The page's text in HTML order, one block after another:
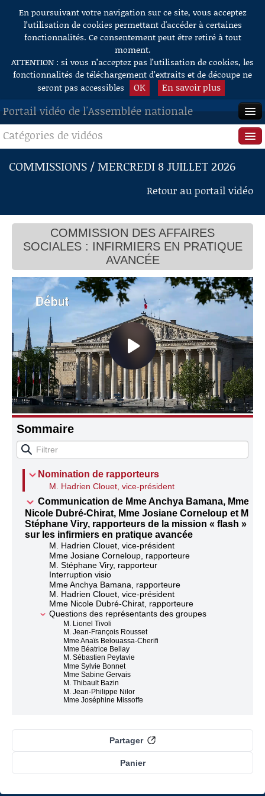
Aller au contenu
En poursuivant votre navigation sur ce site, vous acceptez
l’utilisation de cookies permettant d'accéder à certaines
fonctionnalités. Ce consentement peut être retiré à tout
moment.
ATTENTION : si vous n’acceptez pas l’utilisation de cookies, les
fonctionnalités de téléchargement d’extraits et de découpe ne
seront pas accessibles
OK En savoir plus
Portail vidéo de l'Assemblée nationale
ACCUEIL
EN DIRECT
RECHERCHE
AIDE À LA DÉCOUPE
DE VIDÉOS
Catégories de vidéos
Séance publique
Questions au Gouvernement
Commissions
Présidence
Évènements
Connaissance, Histoire
Autres
COMMISSIONS / MERCREDI 8 JUILLET 2026
Retour au portail vidéo
COMMISSION DES AFFAIRES
SOCIALES : INFIRMIERS EN PRATIQUE
AVANCÉE
Sommaire
Nomination de rapporteurs
M. Hadrien Clouet, vice-président
Communication de Mme Anchya Bamana, Mme
Nicole Dubré-Chirat, Mme Josiane Corneloup et M.
Stéphane Viry, rapporteurs de la mission « flash »
sur les infirmiers en pratique avancée
M. Hadrien Clouet, vice-président
Mme Josiane Corneloup, rapporteure
M. Stéphane Viry, rapporteur
Interruption visio
Mme Anchya Bamana, rapporteure
M. Hadrien Clouet, vice-président
Mme Nicole Dubré-Chirat, rapporteure
Questions des représentants des groupes
M. Lionel Tivoli
M. Jean-François Rousset
Mme Anaïs Belouassa-Cherifi
Mme Béatrice Bellay
M. Sébastien Peytavie
Mme Sylvie Bonnet
Mme Sabine Gervais
M. Thibault Bazin
M. Jean-Philippe Nilor
Mme Joséphine Missoffe
Panier
Partager